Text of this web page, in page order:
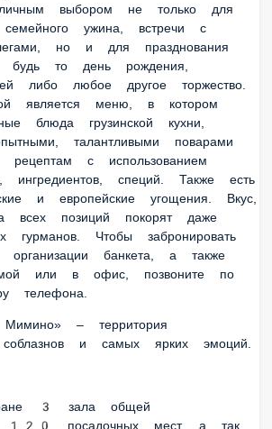
только для делового обеда,
с друзьями и коллегами, но и
события, будь то день
юбилей либо любое другое
изюминкой является меню, в котором
блюда грузинской кухни,
талантливыми поварами по
с использованием лучших
специй. Также есть классические
угощения. Вкус, аромат и подача
даже самых искушенных гурманов.
столик или дату организации
еду домой или в офис, позвоните
телефона.
– территория гастрономических
эмоций.
по всему городу.